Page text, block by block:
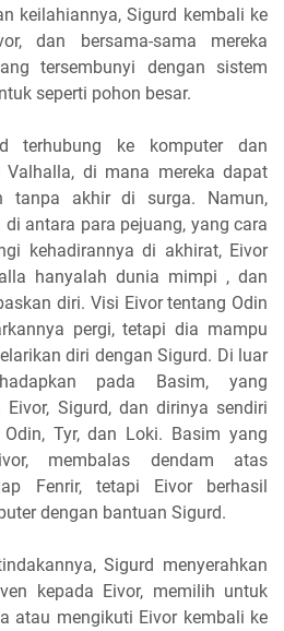
keilahiannya, Sigurd kembali ke
dan bersama-sama mereka
tersembunyi dengan sistem
seperti pohon besar.
terhubung ke komputer dan
di mana mereka dapat
tanpa akhir di surga. Namun,
antara para pejuang, yang cara
kehadirannya di akhirat, Eivor
hanyalah dunia mimpi , dan
diri. Visi Eivor tentang Odin
pergi, tetapi dia mampu
diri dengan Sigurd. Di luar
pada Basim, yang
Sigurd, dan dirinya sendiri
Tyr, dan Loki. Basim yang
membalas dendam atas
Fenrir, tetapi Eivor berhasil
dengan bantuan Sigurd.
Sigurd menyerahkan
kepada Eivor, memilih untuk
atau mengikuti Eivor kembali ke